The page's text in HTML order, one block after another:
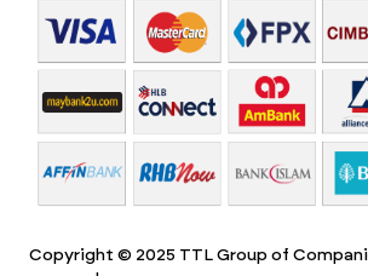
Copyright © 2025 TTL Group of